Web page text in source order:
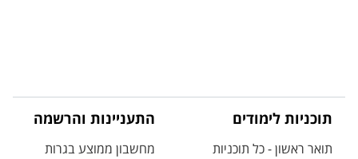
תוכניות לימודים
תואר ראשון - כל תוכניות
התעניינות והרשמה
מחשבון ממוצע בגרות